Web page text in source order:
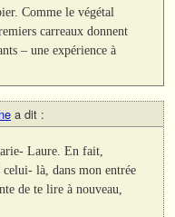
Comme le végétal
carreaux donnent
– une expérience à
a dit :
Laure. En fait,
là, dans mon entrée
de te lire à nouveau,